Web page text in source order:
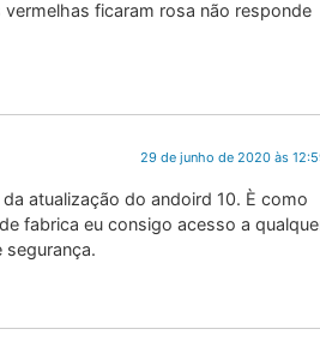
ficaram rosa não responde
29 de junho de 2020 às
atualização do andoird 10. È como
fabrica eu consigo acesso a
segurança.